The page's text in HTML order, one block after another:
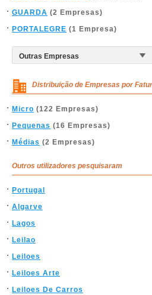
GUARDA (2 Empresas)
PORTALEGRE (1 Empresa)
Distribuição de Empresas por
Micro (122 Empresas)
Pequenas (16 Empresas)
Médias (2 Empresas)
Outros utilizadores pesquisaram
Portugal
Algarve
Lagos
Leilao
Leiloes
Leiloes Arte
Leiloes De Carros